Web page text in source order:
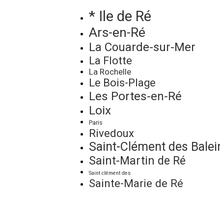
* Ile de Ré
Ars-en-Ré
La Couarde-sur-Mer
La Flotte
La Rochelle
Le Bois-Plage
Les Portes-en-Ré
Loix
Paris
Rivedoux
Saint-Clément des
Saint-Martin de Ré
Saint clément des
Sainte-Marie de Ré